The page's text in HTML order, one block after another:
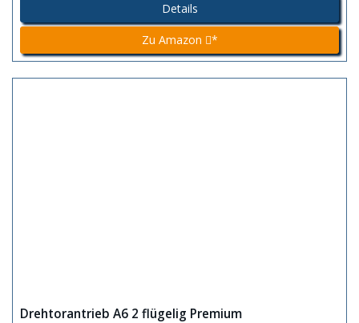
Details
Zu Amazon *
Drehtorantrieb A6 2 flügelig Premium